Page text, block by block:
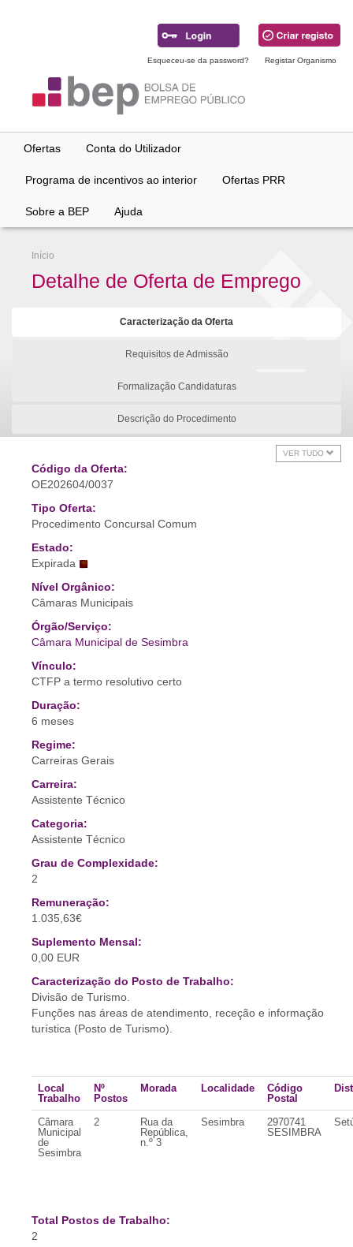
Esqueceu-se da password? Registar Organismo
Ofertas Conta do Utilizador
Programa de incentivos ao interior Ofertas PRR
Sobre a BEP Ajuda
Início
Detalhe de Oferta de Emprego
Caracterização da Oferta
Requisitos de Admissão
Formalização Candidaturas
Descrição do Procedimento
VER TUDO
Código da Oferta:
OE202604/0037
Tipo Oferta:
Procedimento Concursal Comum
Estado:
Expirada
Nível Orgânico:
Câmaras Municipais
Órgão/Serviço:
Câmara Municipal de Sesimbra
Vínculo:
CTFP a termo resolutivo certo
Duração:
6 meses
Regime:
Carreiras Gerais
Carreira:
Assistente Técnico
Categoria:
Assistente Técnico
Grau de Complexidade:
2
Remuneração:
1.035,63€
Suplemento Mensal:
0,00 EUR
Caracterização do Posto de Trabalho:
Divisão de Turismo.
Funções nas áreas de atendimento, receção e informação
turística (Posto de Turismo).
Local
Trabalho
Nº
Postos
Morada Localidade
Código
Postal
Câmara
Municipal
de
Sesimbra
2
Rua da
República,
n.º 3
Sesimbra
2970741
SESIMBRA
Total Postos de Trabalho:
2